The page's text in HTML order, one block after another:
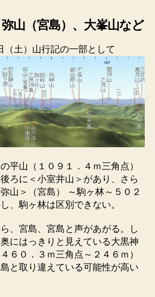
山（宮島）、大峯山など
（土）山行記の一部として
平山（１０９１．４ｍ三角点）
ろに＜小室井山＞があり、さら
山＞（宮島） ～駒ヶ林～５０２
、駒ヶ林は区別できない。
、宮島、宮島と声があがる。し
にはっきりと見えている大黒神
６０．３ｍ三角点～２４６ｍ）
と取り違えている可能性が高い